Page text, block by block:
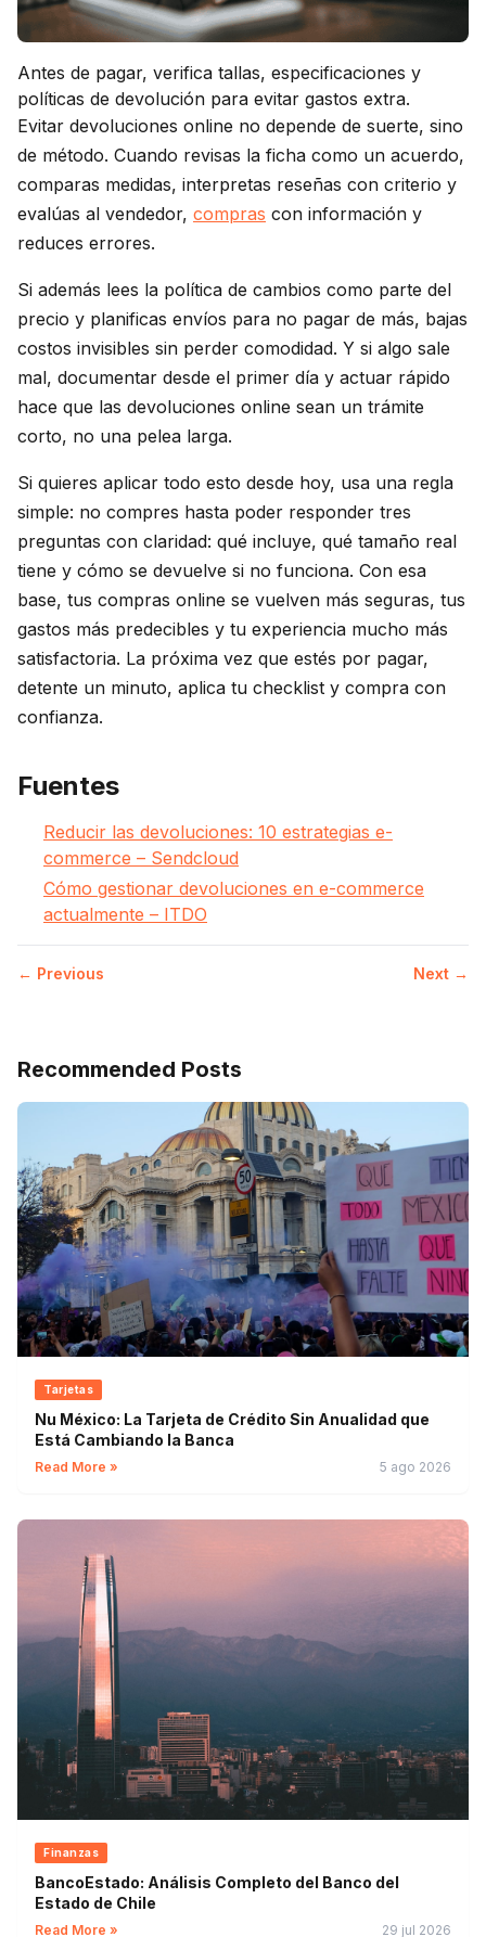
Antes de pagar, verifica tallas, especificaciones y
políticas de devolución para evitar gastos extra.
Evitar devoluciones online no depende de suerte, sino
de método. Cuando revisas la ficha como un acuerdo,
comparas medidas, interpretas reseñas con criterio y
evalúas al vendedor, compras con información y
reduces errores.
Si además lees la política de cambios como parte del
precio y planificas envíos para no pagar de más, bajas
costos invisibles sin perder comodidad. Y si algo sale
mal, documentar desde el primer día y actuar rápido
hace que las devoluciones online sean un trámite
corto, no una pelea larga.
Si quieres aplicar todo esto desde hoy, usa una regla
simple: no compres hasta poder responder tres
preguntas con claridad: qué incluye, qué tamaño real
tiene y cómo se devuelve si no funciona. Con esa
base, tus compras online se vuelven más seguras, tus
gastos más predecibles y tu experiencia mucho más
satisfactoria. La próxima vez que estés por pagar,
detente un minuto, aplica tu checklist y compra con
confianza.
Fuentes
Reducir las devoluciones: 10 estrategias e-
commerce – Sendcloud
Cómo gestionar devoluciones en e-commerce
actualmente – ITDO
← Previous Next →
Recommended Posts
Tarjetas
Nu México: La Tarjeta de Crédito Sin Anualidad que
Está Cambiando la Banca
Read More » 5 ago 2026
Finanzas
BancoEstado: Análisis Completo del Banco del
Estado de Chile
Read More » 29 jul 2026